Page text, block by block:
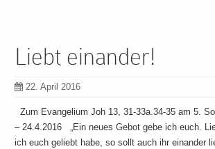
Liebt einander!
22. April 2016
Zum Evangelium Joh 13, 31-33a.34-35 am 5.
– 24.4.2016 „Ein neues Gebot gebe ich euch.
ich euch geliebt habe, so sollt auch ihr einander